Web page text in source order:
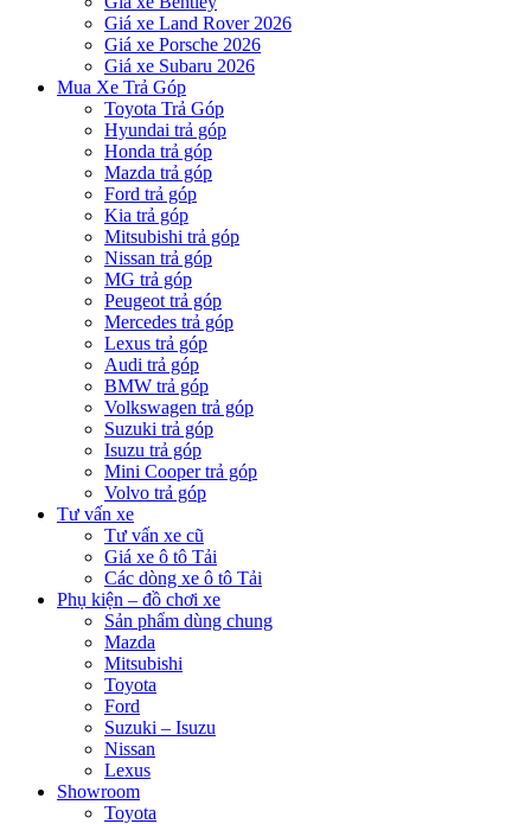
Giá xe Land Rover 2026
Giá xe Porsche 2026
Giá xe Subaru 2026
Mua Xe Trả Góp
Toyota Trả Góp
Hyundai trả góp
Honda trả góp
Mazda trả góp
Ford trả góp
Kia trả góp
Mitsubishi trả góp
Nissan trả góp
MG trả góp
Peugeot trả góp
Mercedes trả góp
Lexus trả góp
Audi trả góp
BMW trả góp
Volkswagen trả góp
Suzuki trả góp
Isuzu trả góp
Mini Cooper trả góp
Volvo trả góp
Tư vấn xe
Tư vấn xe cũ
Giá xe ô tô Tải
Các dòng xe ô tô Tải
Phụ kiện – đồ chơi xe
Sản phẩm dùng chung
Mazda
Mitsubishi
Toyota
Ford
Suzuki – Isuzu
Nissan
Lexus
Showroom
Toyota